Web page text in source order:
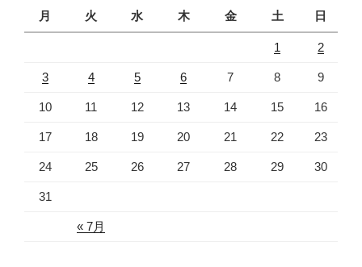
月
火 水 木 金 土 日
« 7月
1 2
3 4 5 6 7 8 9
10 11 12 13 14 15 16
17 18 19 20 21 22 23
24 25 26 27 28 29 30
31